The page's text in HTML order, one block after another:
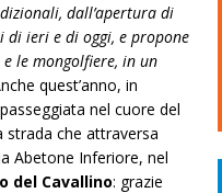
dall’apertura di
di ieri e di oggi, e propone
le mongolfiere, in un
quest’anno, in
nel cuore del
strada che attraversa
Abetone Inferiore, nel
del Cavallino: grazie